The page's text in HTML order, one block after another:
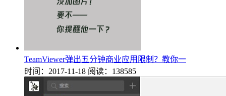
TeamViewer弹出五分钟商业应用限制？教你一
时间：2017-11-18 阅读：138585